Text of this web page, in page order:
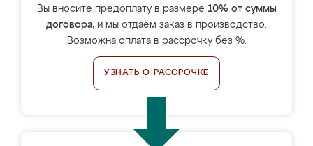
Вы вносите предоплату в размере 10% от суммы
договора, и мы отдаём заказ в производство.
Возможна оплата в рассрочку без %.
УЗНАТЬ О РАССРОЧКЕ